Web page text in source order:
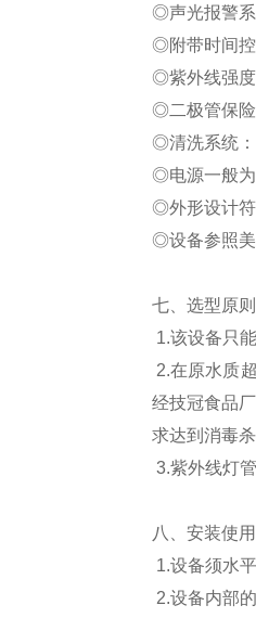
◎声光报警
◎附带时间控
◎紫外线强
◎二极管保
◎清洗系统
◎电源一般
◎外形设计符
◎设备参照
七、 选型原
1.该设备只
2.在原水质
经技冠食品
求达到消毒
3.紫外线灯
八、安装使用
1.设备须水
2.设备内部